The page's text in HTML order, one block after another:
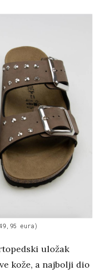
eura)
uložak
kože, a najbolji dio